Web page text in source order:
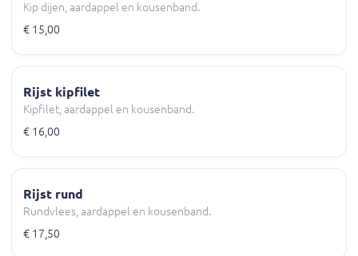
Kip dijen, aardappel en kousenband.
€ 15,00
Rijst kipfilet
Kipfilet, aardappel en kousenband.
€ 16,00
Rijst rund
Rundvlees, aardappel en kousenband.
€ 17,50